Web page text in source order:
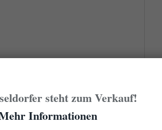
steht zum Verkauf!
Informationen